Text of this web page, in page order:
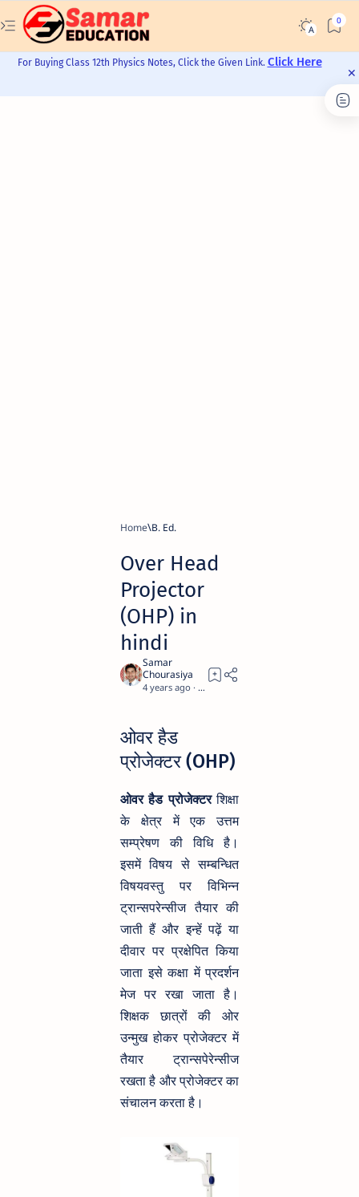
For Buying Class 12th Physics Notes, Click the Given Link. Click Here
Home B. Ed.
Over Head
Projector
(OHP) in
hindi
4 years ago 8
ओवर हैड
प्रोजेक्टर (OHP)
ओवर हैड प्रोजेक्टरशिक्षा
के क्षेत्र में एक उत्तम
सम्प्रेषण की विधि है।
इसमें विषय से सम्बन्धित
विषयवस्तु पर विभिन्न
ट्रान्सपरेन्सीज तैयार की
जाती हैं और इन्हें पढ़ें या
दीवार पर प्रक्षेपित किया
जाता इसे कक्षा में प्रदर्शन
मेज पर रखा जाता है।
शिक्षक छात्रों की ओर
उन्मुख होकर प्रोजेक्टर में
तैयार ट्रान्सपेरेन्सीज
रखता है और प्रोजेक्टर का
संचालन करता है।